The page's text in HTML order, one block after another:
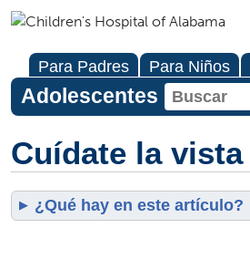
Para Padres Para Niños
Adolescentes
Cuídate la vista
¿Qué hay en este artículo?